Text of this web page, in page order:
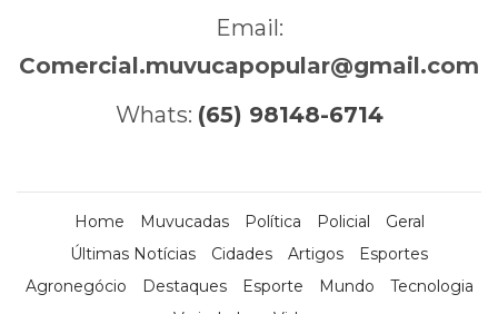
Email:
Comercial.muvucapopular@gmail.com
Whats: (65) 98148-6714
Home Muvucadas Política Policial
Geral
Últimas Notícias
Cidades Artigos
Esportes
Agronegócio
Destaques Esporte Mundo
Tecnologia